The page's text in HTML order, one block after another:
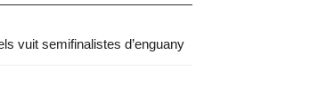
vuit semifinalistes d’enguany